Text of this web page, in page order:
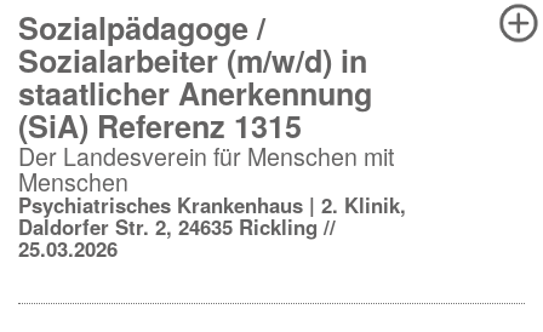
Sozialpädagoge /
Sozialarbeiter (m/w/d) in
staatlicher Anerkennung
(SiA) Referenz 1315
Der Landesverein für Menschen mit
Menschen
Psychiatrisches Krankenhaus | 2. Klinik,
Daldorfer Str. 2, 24635 Rickling //
25.03.2026